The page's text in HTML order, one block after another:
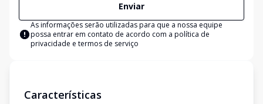
Enviar
As informações serão utilizadas para que a nossa equipe
possa entrar em contato de acordo com a política de
privacidade e termos de serviço
Características